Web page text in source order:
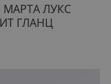
ЛУКС
ГЛАНЦ